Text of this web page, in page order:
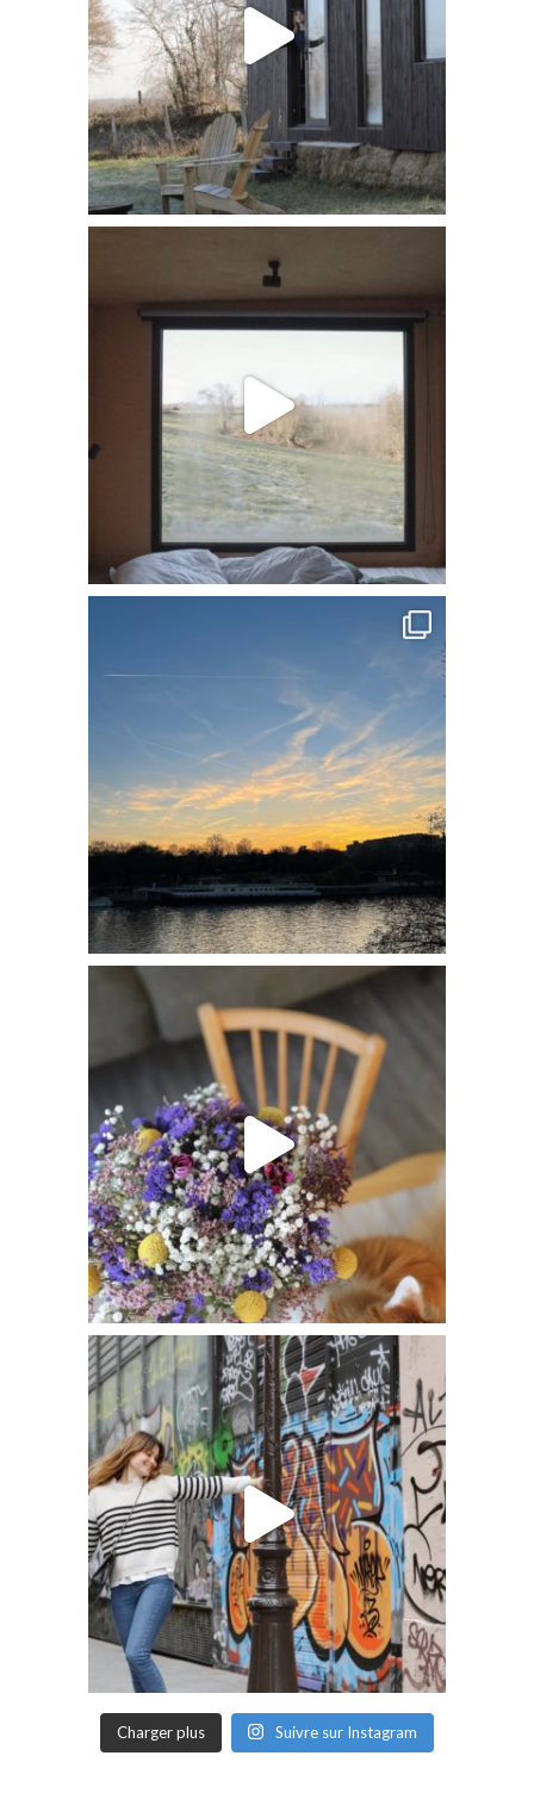
Charger plus Suivre sur Instagram